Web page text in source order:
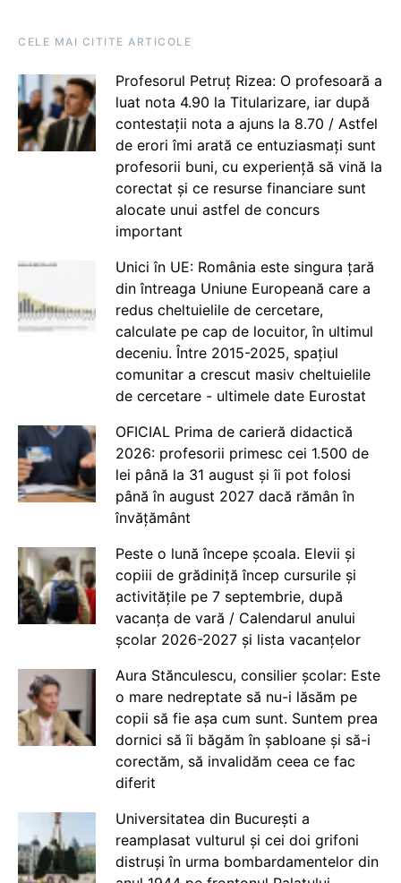
CELE MAI CITITE ARTICOLE
Profesorul Petruț Rizea: O profesoară a
luat nota 4.90 la Titularizare, iar după
contestații nota a ajuns la 8.70 / Astfel
de erori îmi arată ce entuziasmați sunt
profesorii buni, cu experiență să vină la
corectat și ce resurse financiare sunt
alocate unui astfel de concurs
important
Unici în UE: România este singura țară
din întreaga Uniune Europeană care a
redus cheltuielile de cercetare,
calculate pe cap de locuitor, în ultimul
deceniu. Între 2015-2025, spațiul
comunitar a crescut masiv cheltuielile
de cercetare - ultimele date Eurostat
OFICIAL Prima de carieră didactică
2026: profesorii primesc cei 1.500 de
lei până la 31 august și îi pot folosi
până în august 2027 dacă rămân în
învățământ
Peste o lună începe școala. Elevii și
copiii de grădiniță încep cursurile și
activitățile pe 7 septembrie, după
vacanța de vară / Calendarul anului
școlar 2026-2027 și lista vacanțelor
Aura Stănculescu, consilier școlar: Este
o mare nedreptate să nu-i lăsăm pe
copii să fie așa cum sunt. Suntem prea
dornici să îi băgăm în șabloane și să-i
corectăm, să invalidăm ceea ce fac
diferit
Universitatea din București a
reamplasat vulturul și cei doi grifoni
distruși în urma bombardamentelor din